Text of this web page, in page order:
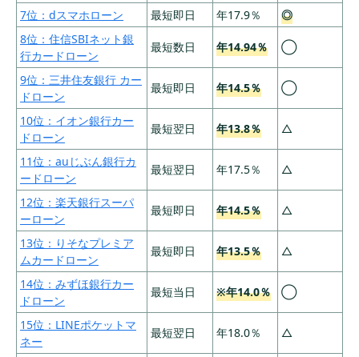
簡単申込
26位：ベルーナノーティスは何度も利用できる
無利息期間が魅力
27位：ダイレクトワンは無利息期間が55日間と
28位：愛媛銀行カードローンは銀行では珍しく
29位：フタバは他社借入4社以内なら申込可能
30位：セントラルは平日14時までなら即日融資
31位：広島銀行カードローンはアプリから残高
確認できる
32位：三菱UFJ銀行カードローン バンクイック
は最短即日融資に対応
33位：エイワは対面審査で相談できる
カードローン選びに迷ったら簡単診断
7位：dスマホローン 最短即日 年17.9％
◎
8位：住信SBIネット銀
行カードローン
最短数日 年14.94％ ◯
9位：三井住友銀行 カー
ドローン
最短即日 年14.5％ ◯
10位：イオン銀行カー
ドローン
最短翌日 年13.8％ △
11位：auじぶん銀行カ
ードローン
最短翌日 年17.5％ △
12位：楽天銀行スーパ
ーローン
最短即日 年14.5％ △
13位：りそなプレミア
ムカードローン
最短即日 年13.5％ △
14位：みずほ銀行カー
ドローン
最短当日 ※年14.0％ ◯
15位：LINEポケットマ
ネー
最短翌日 年18.0％ △